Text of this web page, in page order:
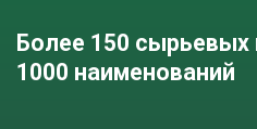
Более 150 сырьевых
1000 наименований